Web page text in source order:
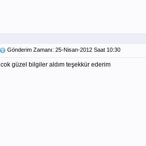
Gönderim Zamanı: 25-Nisan-2012 Saat 10:30
cok güzel bilgiler aldım teşekkür ederim